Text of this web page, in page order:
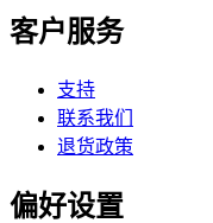
客户服务
支持
联系我们
退货政策
偏好设置